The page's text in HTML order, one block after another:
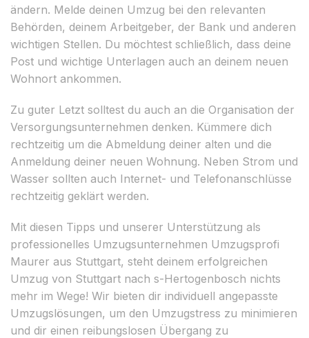
ändern. Melde deinen Umzug bei den relevanten
Behörden, deinem Arbeitgeber, der Bank und anderen
wichtigen Stellen. Du möchtest schließlich, dass deine
Post und wichtige Unterlagen auch an deinem neuen
Wohnort ankommen.
Zu guter Letzt solltest du auch an die Organisation der
Versorgungsunternehmen denken. Kümmere dich
rechtzeitig um die Abmeldung deiner alten und die
Anmeldung deiner neuen Wohnung. Neben Strom und
Wasser sollten auch Internet- und Telefonanschlüsse
rechtzeitig geklärt werden.
Mit diesen Tipps und unserer Unterstützung als
professionelles Umzugsunternehmen Umzugsprofi
Maurer aus Stuttgart, steht deinem erfolgreichen
Umzug von Stuttgart nach s-Hertogenbosch nichts
mehr im Wege! Wir bieten dir individuell angepasste
Umzugslösungen, um den Umzugstress zu minimieren
und dir einen reibungslosen Übergang zu